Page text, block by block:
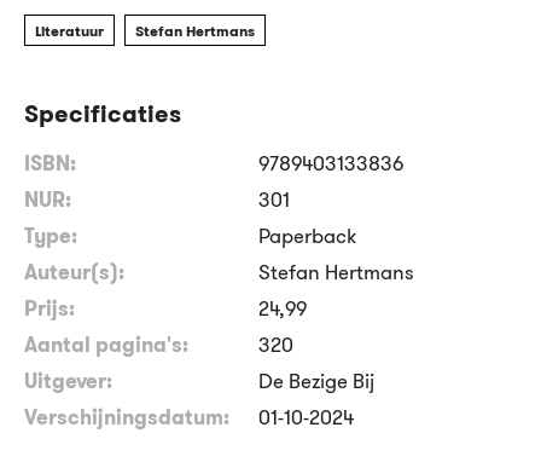
Literatuur Stefan Hertmans
Specificaties
ISBN:
9789403133836
NUR:
301
Type:
Paperback
Auteur(s):
Stefan Hertmans
Prijs:
24,99
Aantal pagina's:
320
Uitgever:
De Bezige Bij
Verschijningsdatum:
01-10-2024